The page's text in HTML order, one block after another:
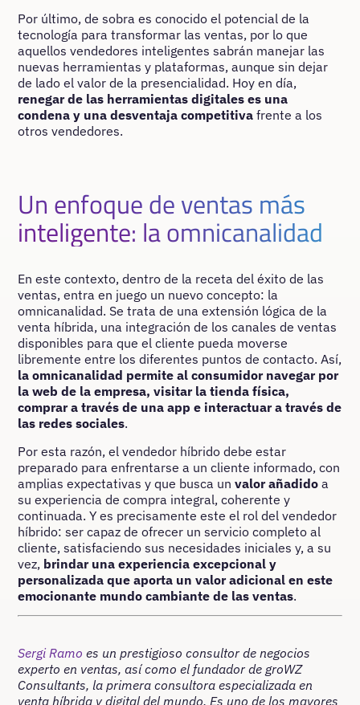
Por último, de sobra es conocido el potencial de la
tecnología para transformar las ventas, por lo que
aquellos vendedores inteligentes sabrán manejar las
nuevas herramientas y plataformas, aunque sin dejar
de lado el valor de la presencialidad. Hoy en día,
renegar de las herramientas digitales es una
condena y una desventaja competitiva frente a los
otros vendedores.
Un enfoque de ventas más
inteligente: la omnicanalidad
En este contexto, dentro de la receta del éxito de las
ventas, entra en juego un nuevo concepto: la
omnicanalidad. Se trata de una extensión lógica de la
venta híbrida, una integración de los canales de ventas
disponibles para que el cliente pueda moverse
libremente entre los diferentes puntos de contacto. Así,
la omnicanalidad permite al consumidor navegar por
la web de la empresa, visitar la tienda física,
comprar a través de una app e interactuar a través de
las redes sociales.
Por esta razón, el vendedor híbrido debe estar
preparado para enfrentarse a un cliente informado, con
amplias expectativas y que busca unvalor añadido a
su experiencia de compra integral, coherente y
continuada. Y es precisamente este el rol del vendedor
híbrido: ser capaz de ofrecer un servicio completo al
cliente, satisfaciendo sus necesidades iniciales y, a su
vez, brindar una experiencia excepcional y
personalizada que aporta un valor adicional en este
emocionante mundo cambiante de las ventas.
Sergi Ramo es un prestigioso consultor de negocios
experto en ventas, así como el fundador de groWZ
Consultants, la primera consultora especializada en
venta híbrida y digital del mundo. Es uno de los mayores